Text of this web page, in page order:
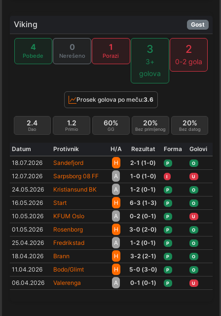
Viking Gost
4
Pobede
0
Nerešeno
1
Porazi
3
3+
golova
2
0-2 gola
Prosek golova po meču:3.6
Dao
2.4
Primio
1.2
GG
60%
Bez primljenog
20%
Bez datog
20%
Datum Protivnik H/A Rezultat Forma
Golovi
18.07.2026
Sandefjord H 2-1 (1-0) P O
12.07.2026 Sarpsborg 08 FF A 1-0 (1-0) I U
24.05.2026 Kristiansund BK A 1-2 (0-1) P O
16.05.2026 Start H 6-3 (1-3) P O
10.05.2026 KFUM Oslo A 0-2 (0-1) P U
01.05.2026 Rosenborg H 3-0 (2-0) P O
25.04.2026 Fredrikstad A 1-2 (0-1) P O
18.04.2026 Brann H 3-2 (2-1) P O
11.04.2026 Bodo/Glimt H 5-0 (3-0) P O
06.04.2026 Valerenga A 0-1 (0-1) P U